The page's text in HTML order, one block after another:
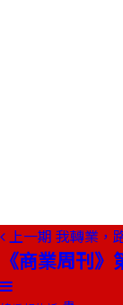
上一期 我轉業，
《商業周刊》